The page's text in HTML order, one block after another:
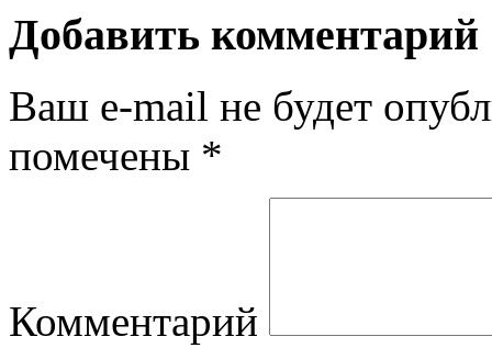
Добавить комментарий
Ваш e-mail не будет
помечены *
Комментарий